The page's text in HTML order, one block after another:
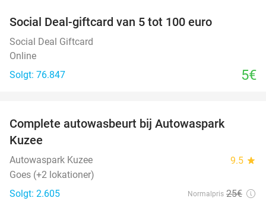
Social Deal-giftcard van 5 tot 100 euro
Social Deal Giftcard
Online
Solgt: 76.847
5€
Complete autowasbeurt bij Autowaspark
Kuzee
Autowaspark Kuzee 9.5 star
Goes (+2 lokationer)
Solgt: 2.605
Normalpris 25€